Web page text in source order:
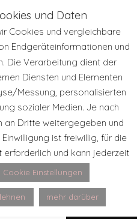
und Daten
Cookies und vergleichbare
Endgeräteinformationen und
Die Verarbeitung dient der
Diensten und Elementen
Messung, personalisierten
sozialer Medien. Je nach
an Dritte weitergegeben und
ist freiwillig, für die
erforderlich und kann jederzeit
Cookie Einstellungen
mehr darüber